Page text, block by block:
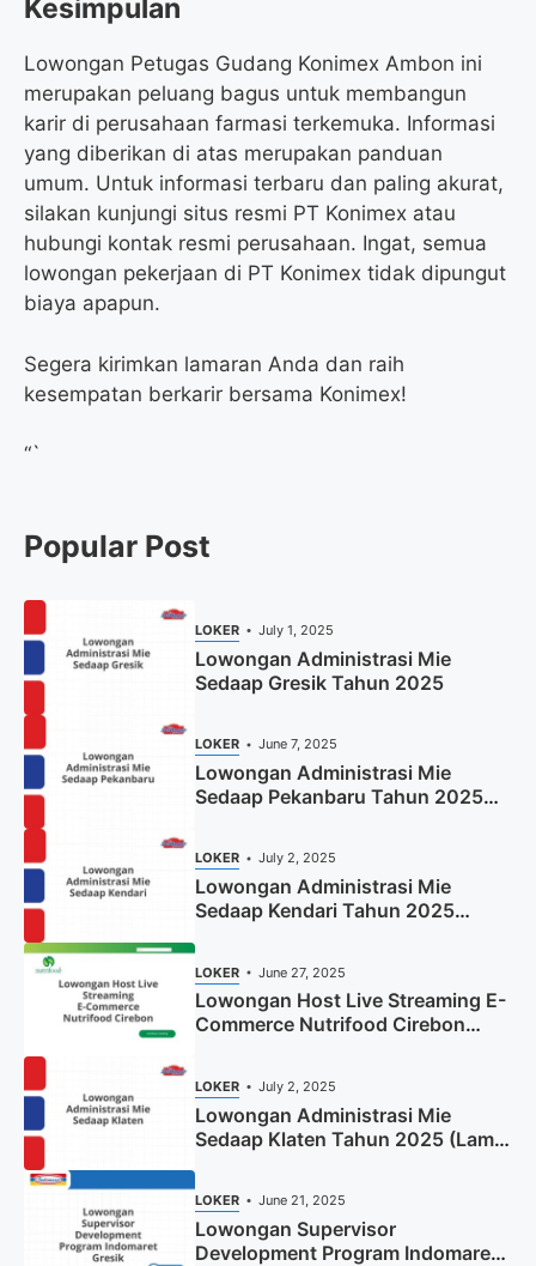
Kesimpulan
Lowongan Petugas Gudang Konimex Ambon ini
merupakan peluang bagus untuk membangun
karir di perusahaan farmasi terkemuka. Informasi
yang diberikan di atas merupakan panduan
umum. Untuk informasi terbaru dan paling akurat,
silakan kunjungi situs resmi PT Konimex atau
hubungi kontak resmi perusahaan. Ingat, semua
lowongan pekerjaan di PT Konimex tidak dipungut
biaya apapun.
Segera kirimkan lamaran Anda dan raih
kesempatan berkarir bersama Konimex!
“`
Popular Post
LOKER July 1, 2025
Lowongan Administrasi Mie
Sedaap Gresik Tahun 2025
LOKER June 7, 2025
Lowongan Administrasi Mie
Sedaap Pekanbaru Tahun 2025
LOKER July 2, 2025
Lowongan Administrasi Mie
Sedaap Kendari Tahun 2025
LOKER June 27, 2025
Lowongan Host Live Streaming E-
Commerce Nutrifood Cirebon
LOKER July 2, 2025
Lowongan Administrasi Mie
Sedaap Klaten Tahun 2025 (Lamar
LOKER June 21, 2025
Lowongan Supervisor
Development Program Indomaret